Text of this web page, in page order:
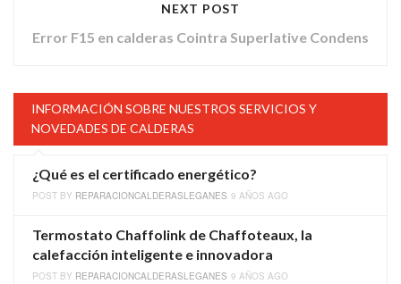
NEXT POST
Error F15 en calderas Cointra Superlative Condens
INFORMACIÓN SOBRE NUESTROS SERVICIOS Y
NOVEDADES DE CALDERAS
¿Qué es el certificado energético?
POST BY REPARACIONCALDERASLEGANES 9 AÑOS AGO
Termostato Chaffolink de Chaffoteaux, la
calefacción inteligente e innovadora
POST BY REPARACIONCALDERASLEGANES 9 AÑOS AGO